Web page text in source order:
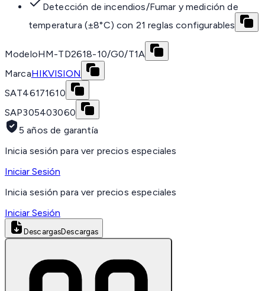
Detección de incendios/Fumar y medición de
temperatura (±8°C) con 21 reglas configurables
ModeloHM-TD2618-10/G0/T1A
MarcaHIKVISION
SAT46171610
SAP305403060
5 años de garantía
Inicia sesión para ver precios especiales
Iniciar Sesión
Inicia sesión para ver precios especiales
Iniciar Sesión
DescargasDescargas